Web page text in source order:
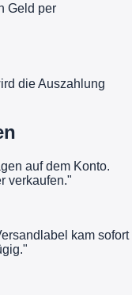
Geld per
die Auszahlung
auf dem Konto.
verkaufen."
kam sofort